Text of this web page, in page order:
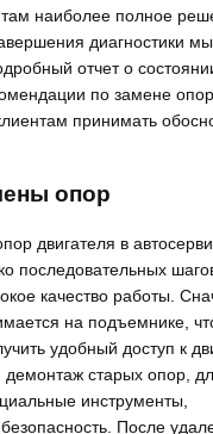
наиболее полное
диагностики мы
отчет о
по замене
принимать
опор
двигателя в
последовательных
качество работы.
на подъемнике,
удобный доступ к
демонтаж старых опор,
инструменты,
После